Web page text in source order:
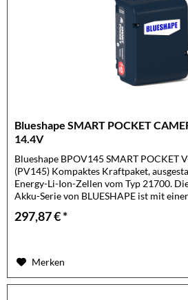
Blueshape SMART POCKET
14.4V
Blueshape BPOV145 SMART POCKET
(PV145) Kompaktes Kraftpaket,
Energy-Li-Ion-Zellen vom Typ 21700.
Akku-Serie von BLUESHAPE ist mit
297,87 € *
Merken